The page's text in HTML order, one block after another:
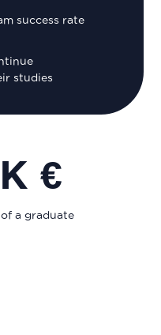
success rate
studies
€
a graduate